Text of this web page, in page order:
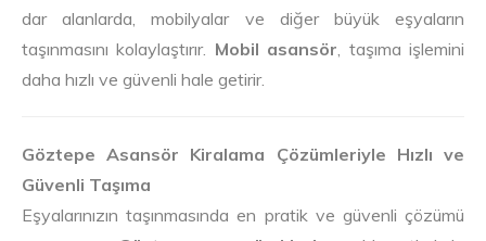
dar alanlarda, mobilyalar ve diğer büyük eşyaların
taşınmasını kolaylaştırır. Mobil asansör , taşıma işlemini
daha hızlı ve güvenli hale getirir.
Göztepe Asansör Kiralama Çözümleriyle Hızlı ve
Güvenli Taşıma
Eşyalarınızın taşınmasında en pratik ve güvenli çözümü